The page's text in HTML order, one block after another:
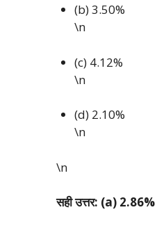
(b) 3.50%
\n
(c) 4.12%
\n
(d) 2.10%
\n
\n
सही उत्तर: (a) 2.86%